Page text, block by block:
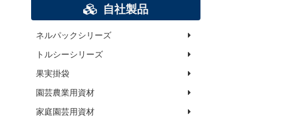
自社製品
ネルパックシリーズ
トルシーシリーズ
果実掛袋
園芸農業用資材
家庭園芸用資材